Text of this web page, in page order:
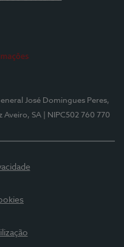
José Domingues Peres,
Aveiro, SA | NIPC502 760 770